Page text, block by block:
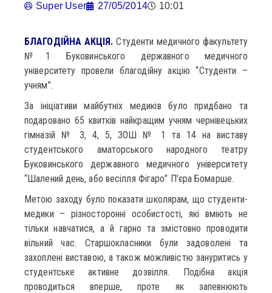
Super User 27/05/2014 10:01
БЛАГОДІЙНА АКЦІЯ. Студенти медичного факультету
№1 Буковинського державного медичного
університету провели благодійну акцію “Студенти –
учням”.
За ініціативи майбутніх медиків було придбано та
подаровано 65 квитків найкращим учням чернівецьких
гімназій № 3, 4, 5, ЗОШ № 1 та 14 на виставу
студентського аматорського народного театру
Буковинського державного медичного університету
“Шалений день, або весілля Фігаро” П’єра Бомарше.
Метою заходу було показати школярам, що студенти-
медики – різносторонні особистості, які вміють не
тільки навчатися, а й гарно та змістовно проводити
вільний час. Старшокласники були задоволені та
захоплені виставою, а також можливістю зануритись у
студентське активне дозвілля. Подібна акція
проводиться вперше, проте як запевнюють